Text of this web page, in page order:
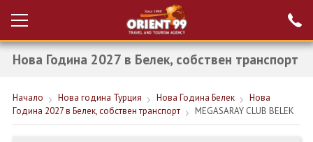
Вход за агенти
Проверка на
РАННИ ЗАПИСВАНИЯ ТУРЦИЯ
НОВА ГОДИНА ТУРЦИЯ
Нова Година 2027 в Белек, собствен транспорт
Начало Нова година Турция Нова Година Белек
Нова
Година 2027 в Белек, собствен транспорт
MEGASARAY CLUB BELEK